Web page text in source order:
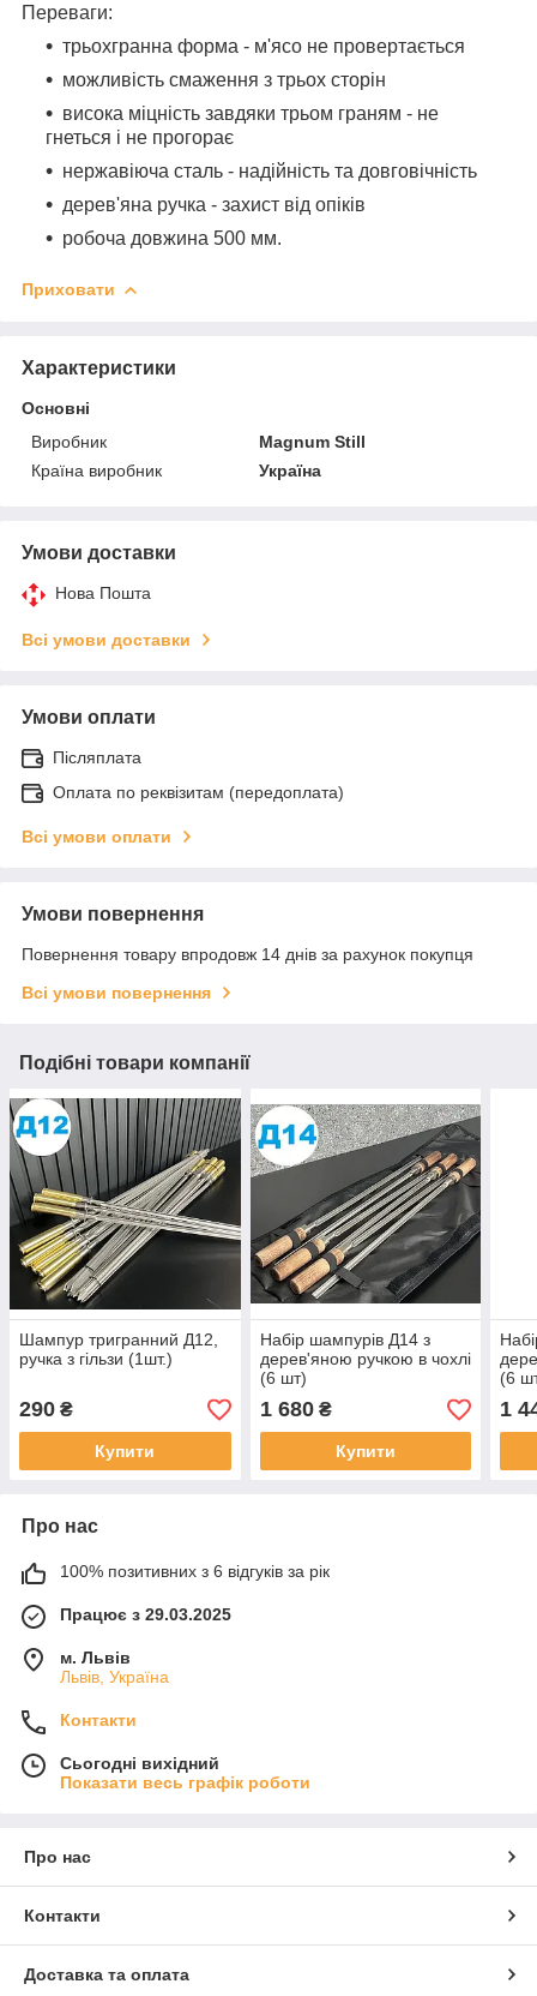
Переваги:
трьохгранна форма - м'ясо не провертається
можливість смаження з трьох сторін
висока міцність завдяки трьом граням - не
гнеться і не прогорає
нержавіюча сталь - надійність та довговічність
дерев'яна ручка - захист від опіків
робоча довжина 500 мм.
Приховати
Характеристики
Основні
Виробник
Magnum Still
Країна виробник
Україна
Умови доставки
Нова Пошта
Всі умови доставки
Умови оплати
Післяплата
Оплата по реквізитам (передоплата)
Всі умови оплати
Умови повернення
Повернення товару впродовж 14 днів за рахунок покупця
Всі умови повернення
Подібні товари компанії
Шампур тригранний Д12,
ручка з гільзи (1шт.)
290 ₴
Купити
Набір шампурів Д14 з
дерев'яною ручкою в чохлі
(6 шт)
1 680₴
Купити
(6
1
Про нас
100% позитивних з 6 відгуків за рік
Працює з 29.03.2025
м. Львів
Львів, Україна
Контакти
Сьогодні вихідний
Показати весь графік роботи
Про нас
Контакти
Доставка та оплата